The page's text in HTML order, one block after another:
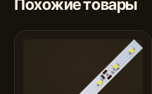
Похожие товары